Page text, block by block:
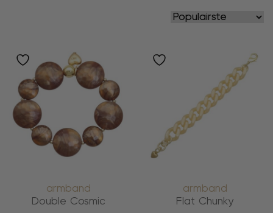
armband
Double Cosmic
armband
Flat Chunky